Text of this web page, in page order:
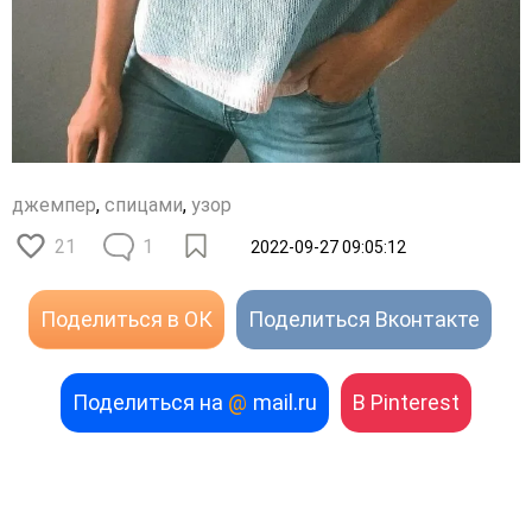
джемпер, спицами, узор
21
1 2022-09-27 09:05:12
Поделиться в ОК Поделиться Вконтакте
Поделиться на @ mail.ru В Pinterest